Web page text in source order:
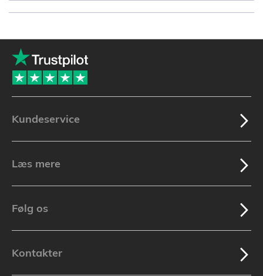
Kundeservice
Læs mere
Følg os
Kontakter